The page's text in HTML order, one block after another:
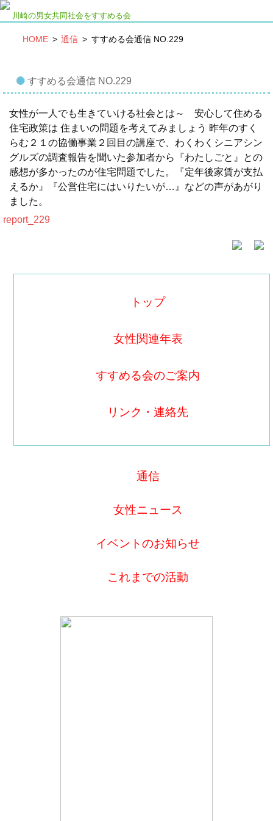
川崎の男女共同社会をすすめる会
HOME > 通信 > すすめる会通信 NO.229
すすめる会通信 NO.229
女性が一人でも生きていける社会とは～ 安心して住める
住宅政策は 住まいの問題を考えてみましょう 昨年のすく
らむ２１の協働事業２回目の講座で、わくわくシニアシン
グルズの調査報告を聞いた参加者から『わたしごと』との
感想が多かったのが住宅問題でした。『定年後家賃が支払
えるか』『公営住宅にはいりたいが…』などの声があがり
ました。
report_229
トップ
女性関連年表
すすめる会のご案内
リンク・連絡先
通信
女性ニュース
イベントのお知らせ
これまでの活動